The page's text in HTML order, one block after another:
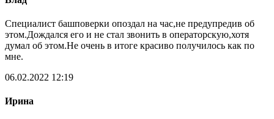
Специалист башповерки опоздал на час,не предупредив об
этом.Дождался его и не стал звонить в операторскую,хотя
думал об этом.Не очень в итоге красиво получилось как по
мне.
06.02.2022 12:19
Ирина